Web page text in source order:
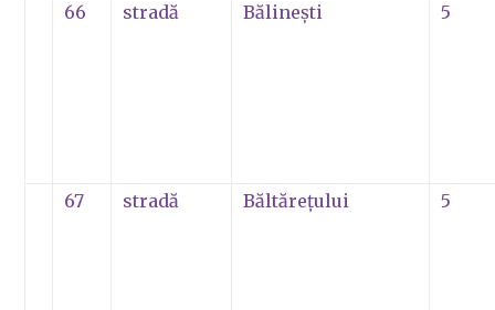
66 stradă Bălineşti 5
67 stradă Băltăreţului 5